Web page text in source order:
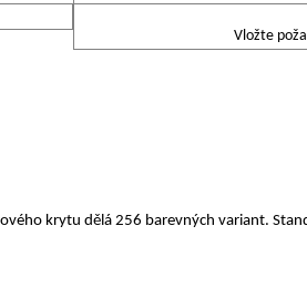
Vložte
krytu dělá 256 barevných variant.